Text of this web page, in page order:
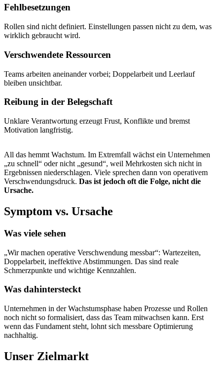
Fehlbesetzungen
Rollen sind nicht definiert. Einstellungen passen nicht zu dem, was
wirklich gebraucht wird.
Verschwendete Ressourcen
Teams arbeiten aneinander vorbei; Doppelarbeit und Leerlauf
bleiben unsichtbar.
Reibung in der Belegschaft
Unklare Verantwortung erzeugt Frust, Konflikte und bremst
Motivation langfristig.
All das hemmt Wachstum. Im Extremfall wächst ein Unternehmen
„zu schnell“ oder nicht „gesund“, weil Mehrkosten sich nicht in
Ergebnissen niederschlagen. Viele sprechen dann von operativem
Verschwendungsdruck. Das ist jedoch oft die Folge, nicht die
Ursache.
Symptom vs. Ursache
Was viele sehen
„Wir machen operative Verschwendung messbar“: Wartezeiten,
Doppelarbeit, ineffektive Abstimmungen. Das sind reale
Schmerzpunkte und wichtige Kennzahlen.
Was dahintersteckt
Unternehmen in der Wachstumsphase haben Prozesse und Rollen
noch nicht so formalisiert, dass das Team mitwachsen kann. Erst
wenn das Fundament steht, lohnt sich messbare Optimierung
nachhaltig.
Unser Zielmarkt